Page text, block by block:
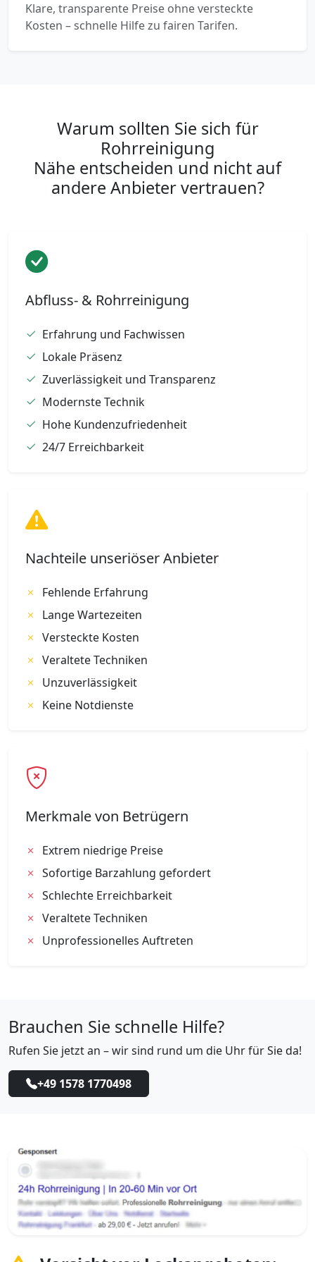
Klare, transparente Preise ohne versteckte
Kosten – schnelle Hilfe zu fairen Tarifen.
Warum sollten Sie sich für
Rohrreinigung
Nähe entscheiden und nicht auf
andere Anbieter vertrauen?
Abfluss- & Rohrreinigung
Erfahrung und Fachwissen
Lokale Präsenz
Zuverlässigkeit und Transparenz
Modernste Technik
Hohe Kundenzufriedenheit
24/7 Erreichbarkeit
Nachteile unseriöser Anbieter
Fehlende Erfahrung
Lange Wartezeiten
Versteckte Kosten
Veraltete Techniken
Unzuverlässigkeit
Keine Notdienste
Merkmale von Betrügern
Extrem niedrige Preise
Sofortige Barzahlung gefordert
Schlechte Erreichbarkeit
Veraltete Techniken
Unprofessionelles Auftreten
Brauchen Sie schnelle Hilfe?
Rufen Sie jetzt an – wir sind rund um die Uhr für Sie da!
+49 1578 1770498